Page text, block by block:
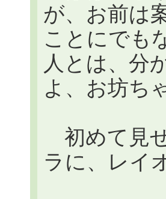
が、お前は
ことにでも
人とは、分
よ、お坊ち
初めて見
ラに、レイ